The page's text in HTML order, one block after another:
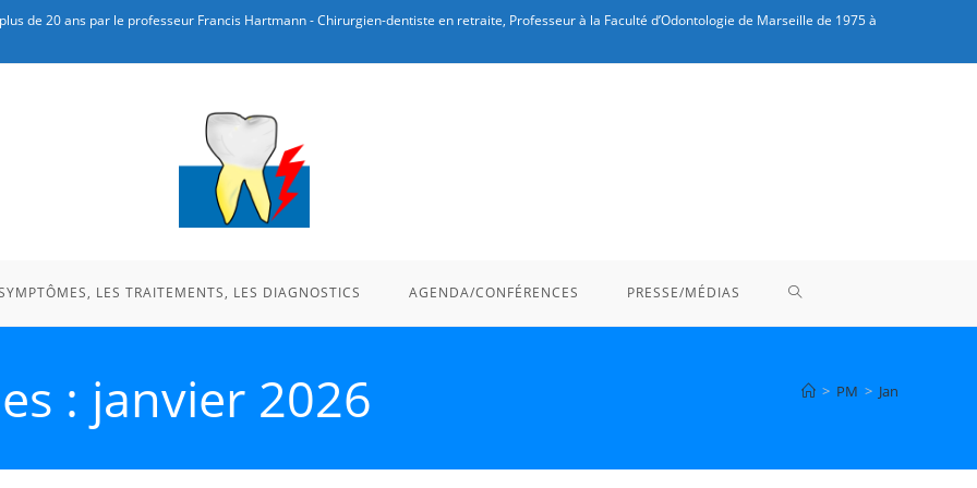
de 20 ans par le professeur Francis Hartmann - Chirurgien-dentiste en retraite, Professeur à la Faculté d’Odontologie de Marseille de 1975 à
LES TRAITEMENTS, LES DIAGNOSTICS AGENDA/CONFÉRENCES PRESSE/MÉDIAS TOGGLE
: janvier 2026 > PM > Jan